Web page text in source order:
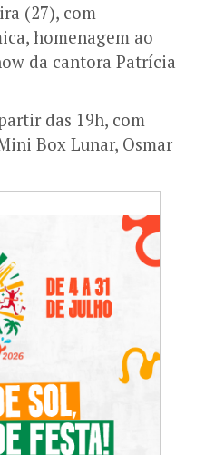
(27), com
homenagem ao
da cantora Patrícia
das 19h, com
Box Lunar, Osmar